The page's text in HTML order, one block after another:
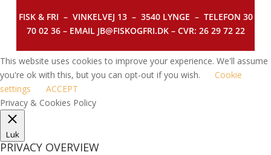
FISK & FRI – VINKELVEJ 13 – 3540 LYNGE – TELEFON 30
70 02 36 – EMAIL JB@FISKOGFRI.DK – CVR: 26 29 72 22
This website uses cookies to improve your experience. We'll assume
you're ok with this, but you can opt-out if you wish.
Cookie
settings
ACCEPT
Privacy & Cookies Policy
Luk
PRIVACY OVERVIEW